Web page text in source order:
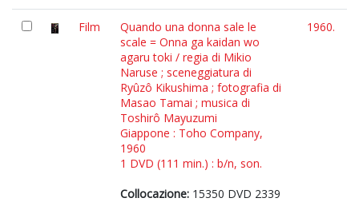
Film
Quando una donna sale le
scale = Onna ga kaidan wo
agaru toki / regia di Mikio
Naruse ; sceneggiatura di
Ryûzô Kikushima ; fotografia di
Masao Tamai ; musica di
Toshirô Mayuzumi
Giappone : Toho Company,
1960
1 DVD (111 min.) : b/n, son.
Collocazione: 15350 DVD 2339
1960.